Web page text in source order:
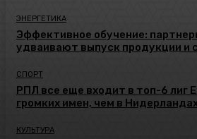
ЭНЕРГЕТИКА
Эффективное обучение:
удваивают выпуск продукции и
СПОРТ
РПЛ все еще входит в топ-6 лиг
громких имен, чем в
КУЛЬТУРА